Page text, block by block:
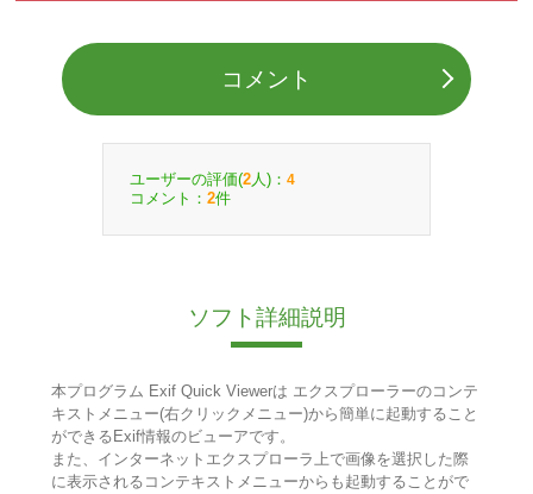
コメント
ユーザーの評価(2 人)： 4
コメント： 2件
ソフト詳細説明
本プログラム Exif Quick Viewerは エクスプローラーのコンテ
キストメニュー(右クリックメニュー)から簡単に起動すること
ができるExif情報のビューアです。
また、インターネットエクスプローラ上で画像を選択した際
に表示されるコンテキストメニューからも起動することがで